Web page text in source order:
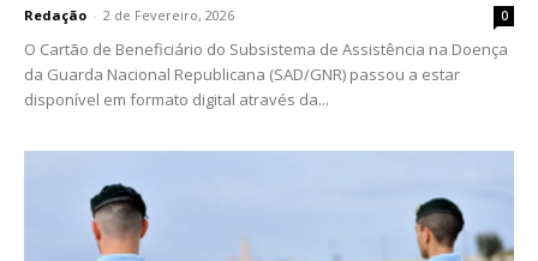
Redação - 2 de Fevereiro, 2026 0
O Cartão de Beneficiário do Subsistema de Assistência na Doença
da Guarda Nacional Republicana (SAD/GNR) passou a estar
disponível em formato digital através da...